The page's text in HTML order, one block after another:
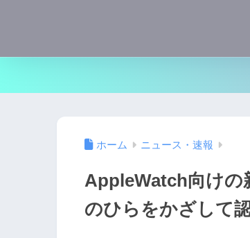
ホーム ニュース・速報
AppleWatch向けの
のひらをかざして